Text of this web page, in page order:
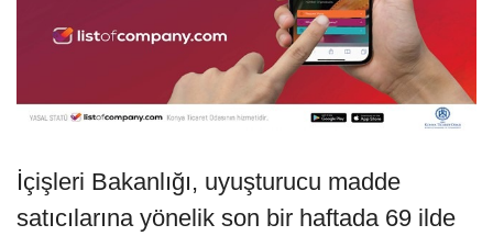
İçişleri Bakanlığı, uyuşturucu madde
satıcılarına yönelik son bir haftada 69 ilde